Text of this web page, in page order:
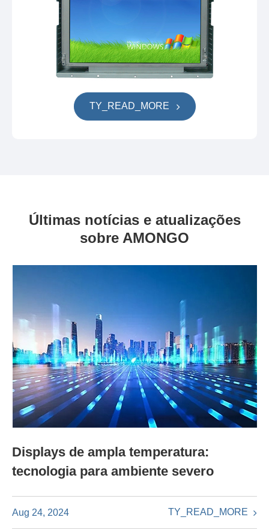
TY_READ_MORE
Últimas notícias e atualizações
sobre AMONGO
Displays de ampla temperatura:
tecnologia para ambiente severo
Aug 24, 2024 TY_READ_MORE